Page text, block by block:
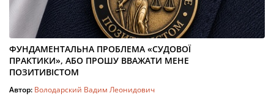
ФУНДАМЕНТАЛЬНА ПРОБЛЕМА «СУДОВОЇ
ПРАКТИКИ», АБО ПРОШУ ВВАЖАТИ МЕНЕ
ПОЗИТИВІСТОМ
Автор: Володарский Вадим Леонидович